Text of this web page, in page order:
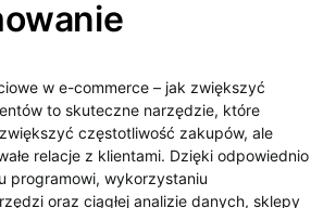
w e-commerce – jak zwiększyć
to skuteczne narzędzie, które
częstotliwość zakupów, ale
relacje z klientami. Dzięki odpowiednio
programowi, wykorzystaniu
oraz ciągłej analizie danych, sklepy